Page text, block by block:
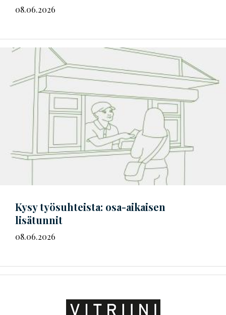
08.06.2026
Kysy työsuhteista: osa-aikaisen
lisätunnit
08.06.2026